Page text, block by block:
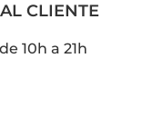
CLIENTE
10h a 21h